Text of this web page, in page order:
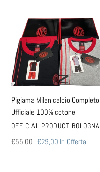
pigiama
listino
Pigiama
Milan
calcio
Completo
Ufficiale
100%
cotone
Pigiama Milan calcio Completo
Ufficiale 100% cotone
VENDITORE
OFFICIAL PRODUCT BOLOGNA
Prezzo
€55,00 Prezzo
€29,00 In Offerta